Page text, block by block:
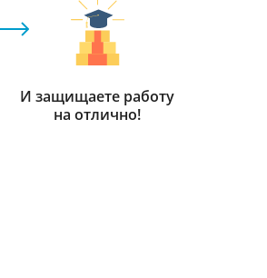
И защищаете работу
на отлично!